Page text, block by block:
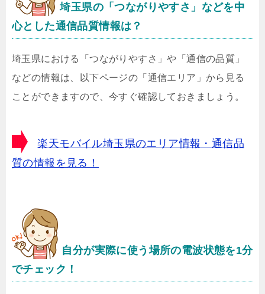
埼玉県の「つながりやすさ」などを中
心とした通信品質情報は？
埼玉県における「つながりやすさ」や「通信の品質」
などの情報は、以下ページの「通信エリア」から見る
ことができますので、今すぐ確認しておきましょう。
楽天モバイル埼玉県のエリア情報・通信品
質の情報を見る！
自分が実際に使う場所の電波状態を1分
でチェック！